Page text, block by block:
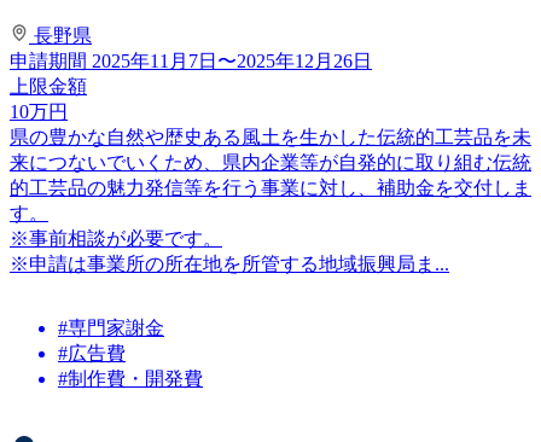
長野県
申請期間 2025年11月7日〜2025年12月26日
上限金額
10万円
県の豊かな自然や歴史ある風土を生かした伝統的工芸品を未
来につないでいくため、県内企業等が自発的に取り組む伝統
的工芸品の魅力発信等を行う事業に対し、補助金を交付しま
す。
※事前相談が必要です。
※申請は事業所の所在地を所管する地域振興局ま...
#専門家謝金
#広告費
#制作費・開発費